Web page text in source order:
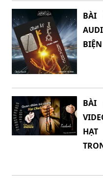
BÀI
BÀI